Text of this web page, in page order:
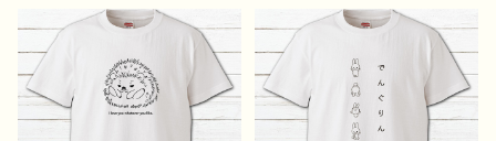
ー おすすめ 個性的 人
気 イラストレーター クリ
エイター 絵師 オリジナ
ル デザイン グッズ 半
袖シャツ デザイン コラ
ボ タイトル：牛平民（ホワ
エイター デザイン コラ
ボ オリジナル デザイ
ン グッズ ネタTシャツ
半袖シャツ タイトル：ハリ
ネズミTシャツ 作：Hanam